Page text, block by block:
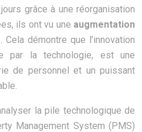
grâce à une réorganisation
ils ont vu une augmentation
. Cela démontre que l’innovation
par la technologie, est une
de personnel et un puissant
la pile technologique de
Management System (PMS)